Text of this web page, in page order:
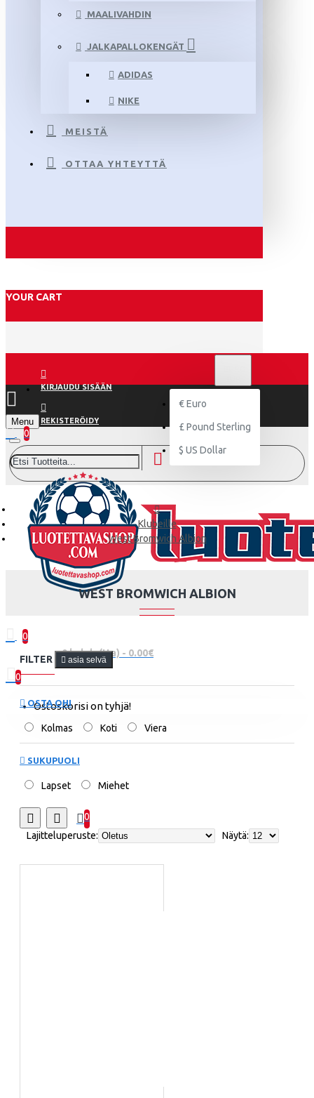
MAALIVAHDIN
JALKAPALLOKENGÄT
ADIDAS
NIKE
MEISTÄ
OTTAA YHTEYTTÄ
YOUR CART
KIRJAUDU SISÄÄN
REKISTERÖIDY
€ Euro
£ Pound Sterling
$ US Dollar
Menu
0
0
0 kohde(tta) - 0.00€
0
Ostoskorisi on tyhjä!
Klubeille
West Bromwich Albion
WEST BROMWICH ALBION
FILTER asia selvä
OSTA OHI
Kolmas Koti Viera
SUKUPUOLI
Lapset Miehet
0
Lajitteluperuste:
Näytä: